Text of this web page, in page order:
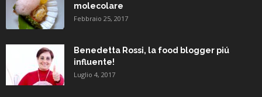
molecolare
Febbraio 25, 2017
Benedetta Rossi, la food blogger piú
influente!
Luglio 4, 2017